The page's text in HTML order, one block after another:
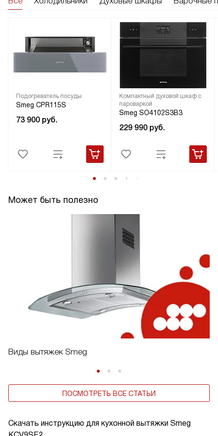
Скачать инструкцию для кухонной вытяжки Smeg
Подогреватель посуды
Smeg CPR115S
73 900 руб.
Компактный духовой шкаф с
пароваркой
Smeg SO4102S3B3
229 990 руб.
Может быть полезно
Виды вытяжек Smeg
ПОСМОТРЕТЬ ВСЕ СТАТЬИ